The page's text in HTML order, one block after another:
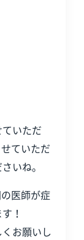
いただ
ていただ
いね。
医師が症
！
お願いし